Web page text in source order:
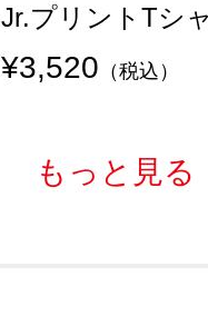
Jr.プリントTシ
¥3,520 （税込）
もっと見る